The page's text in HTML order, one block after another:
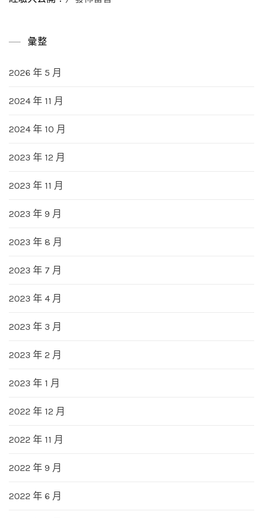
彙整
2026 年 5 月
2024 年 11 月
2024 年 10 月
2023 年 12 月
2023 年 11 月
2023 年 9 月
2023 年 8 月
2023 年 7 月
2023 年 4 月
2023 年 3 月
2023 年 2 月
2023 年 1 月
2022 年 12 月
2022 年 11 月
2022 年 9 月
2022 年 6 月